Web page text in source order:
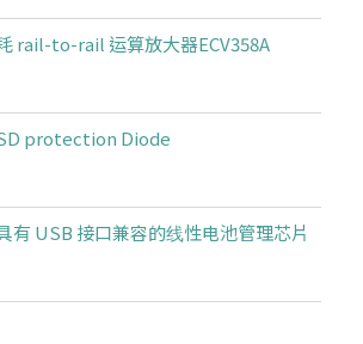
rail-to-rail 运算放大器ECV358A
protection Diode
有 USB 接口兼容的线性电池管理芯片